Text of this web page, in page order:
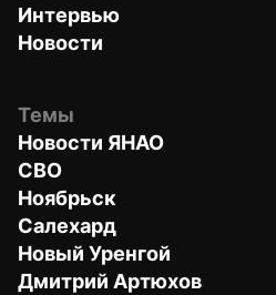
Интервью
Новости
Темы
Новости ЯНАО
СВО
Ноябрьск
Салехард
Новый Уренгой
Дмитрий Артюхов